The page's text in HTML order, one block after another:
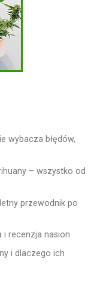
wybacza błędów,
– wszystko od
przewodnik po
i recenzja nasion
i dlaczego ich